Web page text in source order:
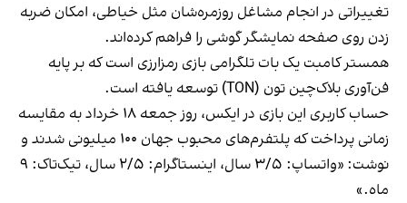
تغییراتی در انجام مشاغل روزمره‌شان مثل خیاطی، امکان ضربه
زدن روی صفحه نمایشگر گوشی را فراهم کرده‌اند.
همستر کامبت یک بات تلگرامی بازی رمزارزی است که بر پایه
فن‌آوری بلاک‌چین تون (TON) توسعه یافته است.
حساب کاربری این بازی در ایکس، روز جمعه ۱۸ خرداد به مقایسه
زمانی پرداخت که پلتفرم‌های محبوب جهان ۱۰۰ میلیونی شدند و
نوشت
: «واتساپ: ۳/۵ سال، اینستاگرام: ۲/۵ سال، تیک‌تاک: ۹
ماه.»